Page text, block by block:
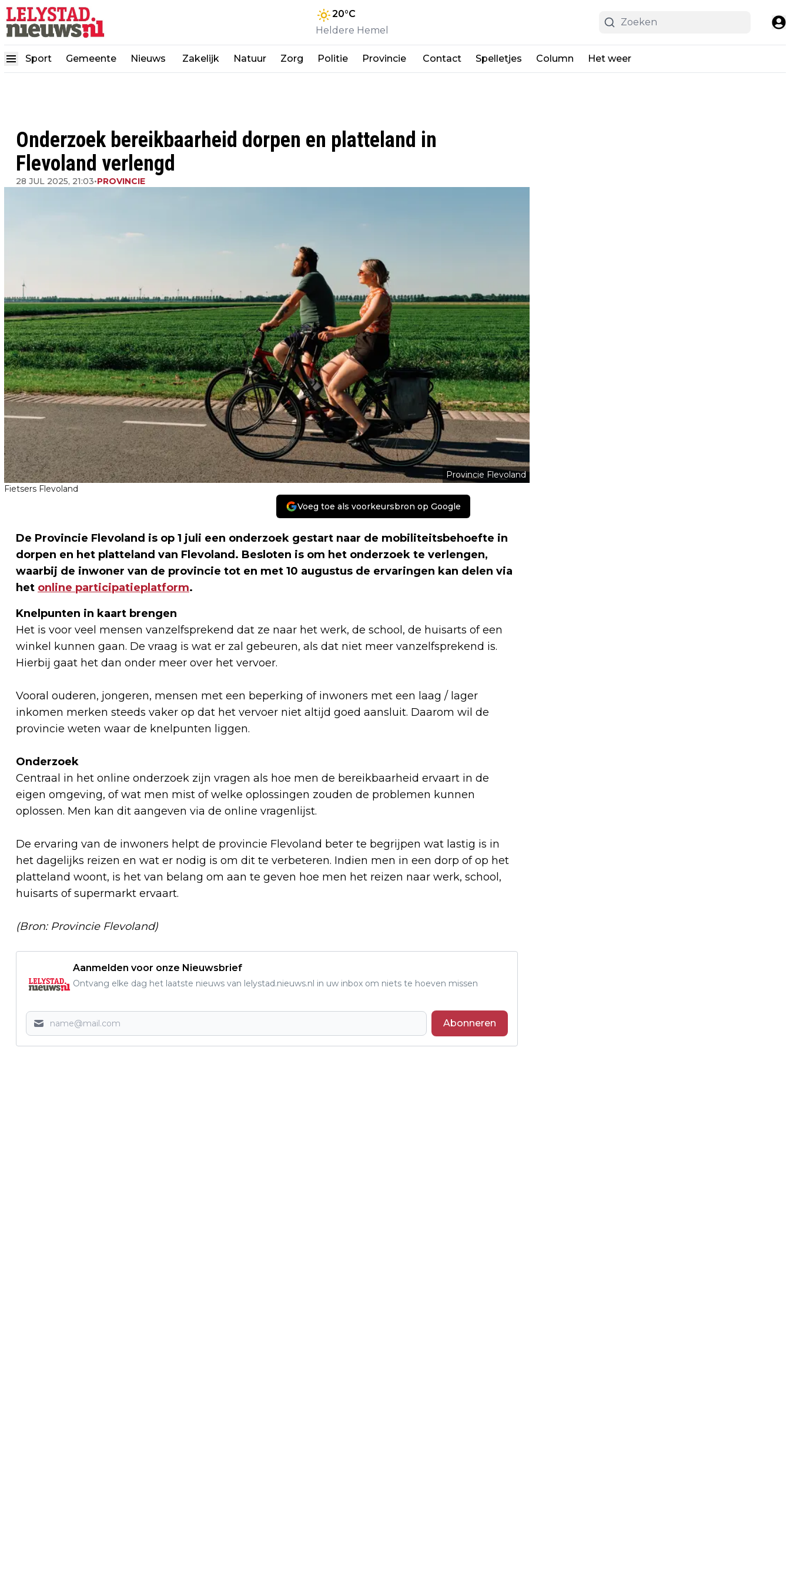
20°C
Heldere Hemel
Sport Gemeente Nieuws Zakelijk Natuur Zorg Politie Provincie Contact Spelletjes Column Het weer
Onderzoek bereikbaarheid dorpen en platteland in
Flevoland verlengd
28 JUL 2025, 21:03•PROVINCIE
Provincie Flevoland
Fietsers Flevoland
Voeg toe als voorkeursbron op Google
De Provincie Flevoland is op 1 juli een onderzoek gestart naar de mobiliteitsbehoefte in
dorpen en het platteland van Flevoland. Besloten is om het onderzoek te verlengen,
waarbij de inwoner van de provincie tot en met 10 augustus de ervaringen kan delen via
het online participatieplatform.
Knelpunten in kaart brengen
Het is voor veel mensen vanzelfsprekend dat ze naar het werk, de school, de huisarts of een
winkel kunnen gaan. De vraag is wat er zal gebeuren, als dat niet meer vanzelfsprekend is.
Hierbij gaat het dan onder meer over het vervoer.
Vooral ouderen, jongeren, mensen met een beperking of inwoners met een laag / lager
inkomen merken steeds vaker op dat het vervoer niet altijd goed aansluit. Daarom wil de
provincie weten waar de knelpunten liggen.
Onderzoek
Centraal in het online onderzoek zijn vragen als hoe men de bereikbaarheid ervaart in de
eigen omgeving, of wat men mist of welke oplossingen zouden de problemen kunnen
oplossen. Men kan dit aangeven via de online vragenlijst.
De ervaring van de inwoners helpt de provincie Flevoland beter te begrijpen wat lastig is in
het dagelijks reizen en wat er nodig is om dit te verbeteren. Indien men in een dorp of op het
platteland woont, is het van belang om aan te geven hoe men het reizen naar werk, school,
huisarts of supermarkt ervaart.
(Bron: Provincie Flevoland)
Aanmelden voor onze Nieuwsbrief
Ontvang elke dag het laatste nieuws van lelystad.nieuws.nl in uw inbox om niets te hoeven missen
Abonneren